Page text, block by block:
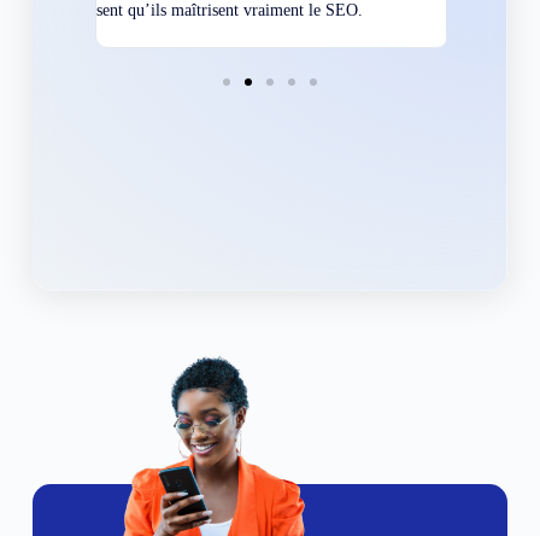
sent qu’ils maîtrisent vraiment le SEO.